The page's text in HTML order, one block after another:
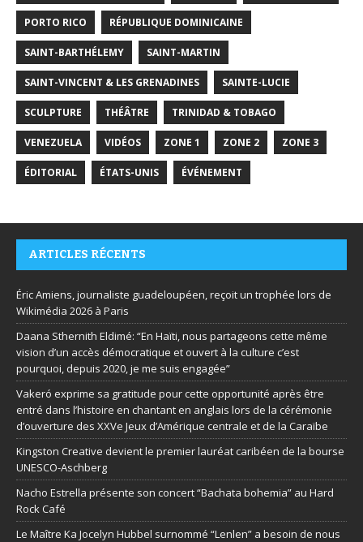
PORTO RICO RÉPUBLIQUE DOMINICAINE
SAINT-BARTHÉLEMY SAINT-MARTIN
SAINT-VINCENT & LES GRENADINES SAINTE-LUCIE
SCULPTURE THÉÂTRE TRINIDAD & TOBAGO
VENEZUELA VIDÉOS ZONE 1 ZONE 2 ZONE 3
ÉDITORIAL ÉTATS-UNIS ÉVÉNEMENT
ARTICLES RÉCENTS
Éric Amiens, journaliste guadeloupéen, reçoit un trophée lors de
Wikimédia 2026 à Paris
Daana Sthernith Eldimé: “En Haïti, nous partageons cette même
vision d’un accès démocratique et ouvert à la culture c’est
pourquoi, depuis 2020, je me suis engagée”
Vakeró exprime sa gratitude pour cette opportunité après être
entré dans l’histoire en chantant en anglais lors de la cérémonie
d’ouverture des XXVe Jeux d’Amérique centrale et de la Caraïbe
Kingston Creative devient le premier lauréat caribéen de la bourse
UNESCO-Aschberg
Nacho Estrella présente son concert “Bachata bohemia” au Hard
Rock Café
Le Maître Ka Jocelyn Hubbel surnommé “Lenlen” a besoin de nous